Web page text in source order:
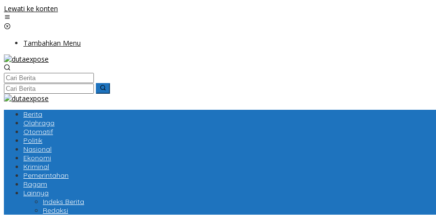
Lewati ke konten
Tambahkan Menu
Berita
Olahraga
Otomatif
Politik
Nasional
Ekonomi
Kriminal
Pemerintahan
Ragam
Lainnya
Indeks Berita
Redaksi